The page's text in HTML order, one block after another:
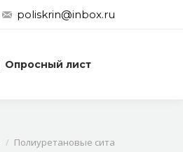
poliskrin@inbox.ru
Опросный лист
Полиуретановые сита